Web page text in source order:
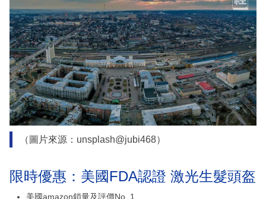
（圖片來源：unsplash@jubi468）
限時優惠：美國FDA認證 激光生髮頭盔
美國amazon鎖量及評價No. 1